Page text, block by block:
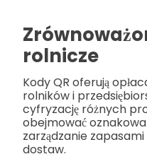
rolnicze
Kody QR oferują
rolników i
cyfryzację różnych
obejmować
zarządzanie zapasami
dostaw.